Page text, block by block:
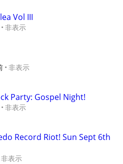
Vol III
非表示
非表示
Party: Gospel Night!
非表示
Record Riot! Sun Sept 6th
非表示